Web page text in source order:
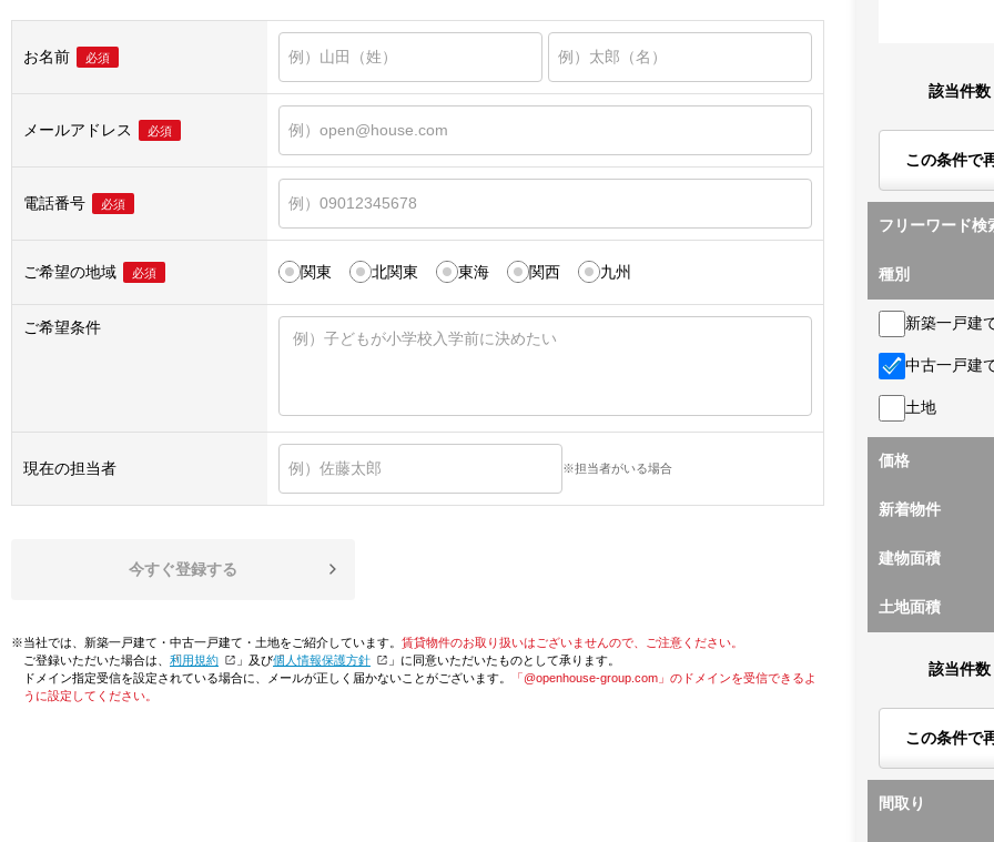
お名前 必須
メールアドレス 必須
電話番号 必須
ご希望の地域 必須 関東 北関東 東海 関西 九州
ご希望条件
現在の担当者 ※担当者がいる場合
今すぐ登録する
※当社では、新築一戸建て・中古一戸建て・土地をご紹介しています。 賃貸物件のお取り扱いはございませんので、ご注意ください。
ご登録いただいた場合は、「利用規約 」及び「個人情報保護方針
」に同意いただいたものとして承ります。
ドメイン指定受信を設定されている場合に、メールが正しく届かないことがございます。
「@openhouse-group.com」のドメインを受信できるよ
うに設定してください。
該当件数
この条件で
フリーワード検
種別
新築一戸建
中古一戸建
土地
価格
新着物件
建物面積
土地面積
該当件数
この条件で
間取り